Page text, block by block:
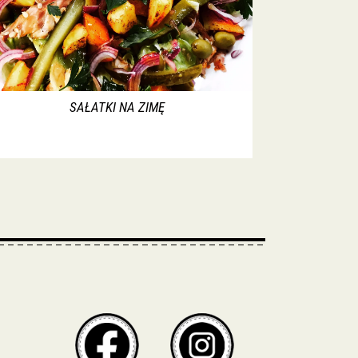
SAŁATKI NA ZIMĘ